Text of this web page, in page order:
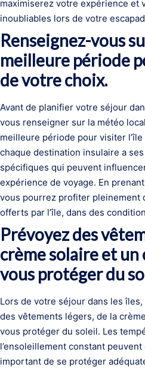
maximiserez votre expérience et
inoubliables lors de votre
Renseignez-vous
meilleure période
de votre choix.
Avant de planifier votre séjour
vous renseigner sur la météo
meilleure période pour visiter
chaque destination insulaire a
spécifiques qui peuvent
expérience de voyage. En
vous pourrez profiter pleinement
offerts par l’île, dans des
Prévoyez des
crème solaire et un
vous protéger du
Lors de votre séjour dans les
des vêtements légers, de la
vous protéger du soleil. Les
l’ensoleillement constant
important de se protéger